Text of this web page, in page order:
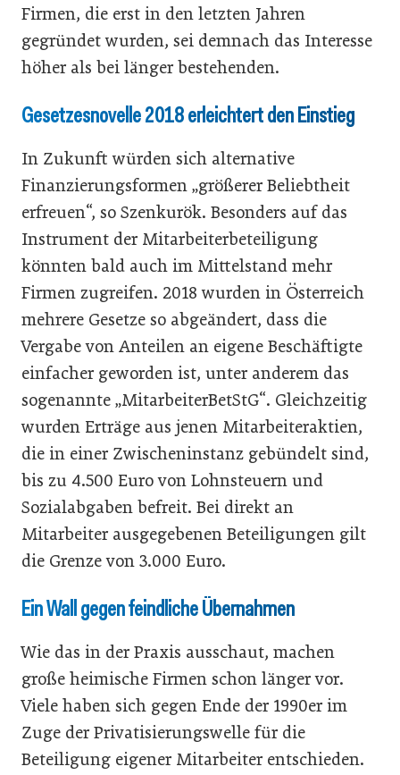
Firmen, die erst in den letzten Jahren
gegründet wurden, sei demnach das Interesse
höher als bei länger bestehenden.
Gesetzesnovelle 2018 erleichtert den Einstieg
In Zukunft würden sich alternative
Finanzierungsformen „größerer Beliebtheit
erfreuen“, so Szenkurök. Besonders auf das
Instrument der Mitarbeiterbeteiligung
könnten bald auch im Mittelstand mehr
Firmen zugreifen. 2018 wurden in Österreich
mehrere Gesetze so abgeändert, dass die
Vergabe von Anteilen an eigene Beschäftigte
einfacher geworden ist, unter anderem das
sogenannte „MitarbeiterBetStG“. Gleichzeitig
wurden Erträge aus jenen Mitarbeiteraktien,
die in einer Zwischeninstanz gebündelt sind,
bis zu 4.500 Euro von Lohnsteuern und
Sozialabgaben befreit. Bei direkt an
Mitarbeiter ausgegebenen Beteiligungen gilt
die Grenze von 3.000 Euro.
Ein Wall gegen feindliche Übernahmen
Wie das in der Praxis ausschaut, machen
große heimische Firmen schon länger vor.
Viele haben sich gegen Ende der 1990er im
Zuge der Privatisierungswelle für die
Beteiligung eigener Mitarbeiter entschieden.